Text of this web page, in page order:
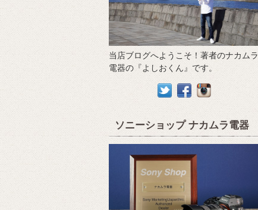
当店ブログへようこそ！著者のナカムラ
電器の『よしおくん』です。
ソニーショップ ナカムラ電器